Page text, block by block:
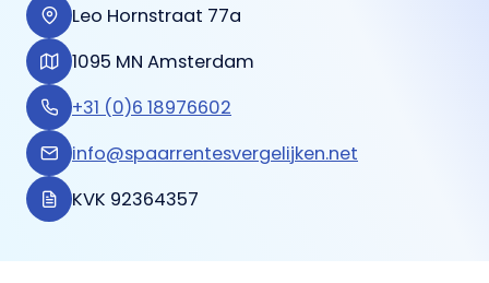
Leo Hornstraat 77a
1095 MN Amsterdam
+31 (0)6 18976602
info@spaarrentesvergelijken.net
KVK 92364357